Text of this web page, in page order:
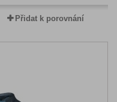
Přidat k porovnání